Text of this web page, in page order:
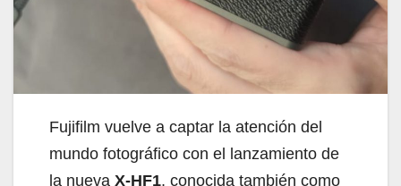
Fujifilm vuelve a captar la atención del
mundo fotográfico con el lanzamiento de
la nueva X-HF1, conocida también como